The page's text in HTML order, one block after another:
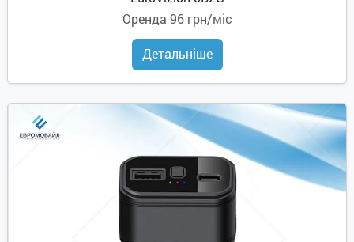
Оренда 96 грн/міс
Детальніше